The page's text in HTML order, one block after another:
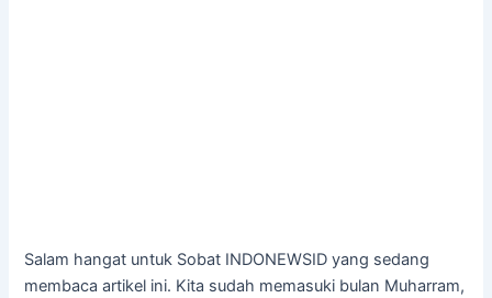
Salam hangat untuk Sobat INDONEWSID yang sedang
membaca artikel ini. Kita sudah memasuki bulan Muharram,